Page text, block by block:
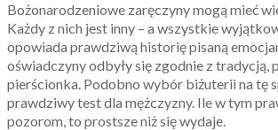
Bożonarodzeniowe zaręczyny mogą mieć
Każdy z nich jest inny – a wszystkie
opowiada prawdziwą historię pisaną
oświadczyny odbyły się zgodnie z tradycją,
pierścionka. Podobno wybór biżuterii na tę
prawdziwy test dla mężczyzny. Ile w tym
pozorom, to prostsze niż się wydaje.